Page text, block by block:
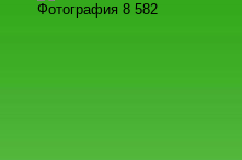
Фотография 8 582